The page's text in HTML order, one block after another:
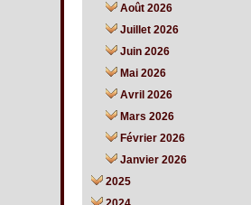
Août 2026
Juillet 2026
Juin 2026
Mai 2026
Avril 2026
Mars 2026
Février 2026
Janvier 2026
2025